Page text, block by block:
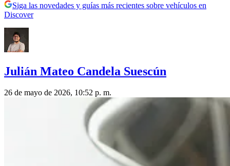
Siga las novedades y guías más recientes sobre vehículos en
Discover
Julián Mateo Candela Suescún
26 de mayo de 2026, 10:52 p. m.